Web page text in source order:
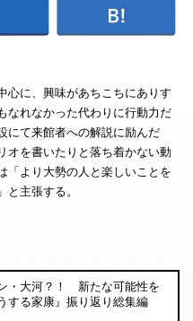
心に、興味があちこちにありす
なれなかった代わりに行動力だ
にて来館者への解説に励んだ
オを書いたりと落ち着かない動
「より大勢の人と楽しいことを
と主張する。
・大河？！ 新たな可能性を
する家康』振り返り総集編